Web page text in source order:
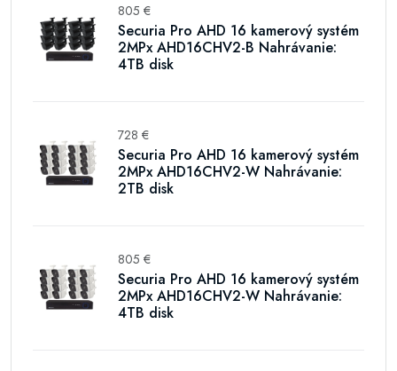
805 €
Securia Pro AHD 16 kamerový systém
2MPx AHD16CHV2-B Nahrávanie:
4TB disk
728 €
Securia Pro AHD 16 kamerový systém
2MPx AHD16CHV2-W Nahrávanie:
2TB disk
805 €
Securia Pro AHD 16 kamerový systém
2MPx AHD16CHV2-W Nahrávanie:
4TB disk